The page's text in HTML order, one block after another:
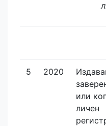
5 2020
или
личeн